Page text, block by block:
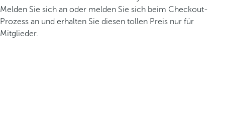
Melden Sie sich an oder melden Sie sich beim Checkout-
Prozess an und erhalten Sie diesen tollen Preis nur für
Mitglieder.